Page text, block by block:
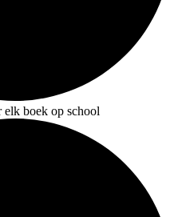
elk boek op school